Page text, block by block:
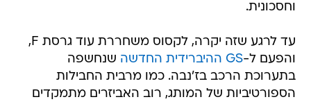
וחסכונית.
עד לרגע שזה יקרה, לקסוס משחררת עוד גרסת F,
והפעם ל-GS ההיברידית החדשה
שנחשפה
בתערוכת הרכב בז'נבה. כמו מרבית החבילות
הספורטיביות של המותג, רוב האביזרים מתמקדים